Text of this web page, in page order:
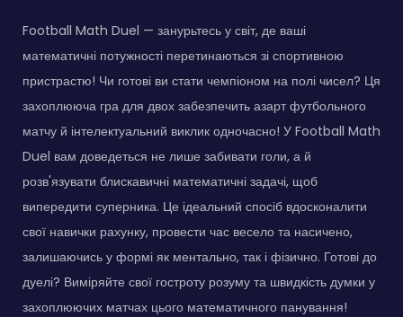
Football Math Duel — занурьтесь у світ, де ваші
математичні потужності перетинаються зі спортивною
пристрастю! Чи готові ви стати чемпіоном на полі чисел? Ця
захоплююча гра для двох забезпечить азарт футбольного
матчу й інтелектуальний виклик одночасно! У Football Math
Duel вам доведеться не лише забивати голи, а й
розв'язувати блискавичні математичні задачі, щоб
випередити суперника. Це ідеальний спосіб вдосконалити
свої навички рахунку, провести час весело та насичено,
залишаючись у формі як ментально, так і фізично. Готові до
дуелі? Виміряйте свої гостроту розуму та швидкість думки у
захоплюючих матчах цього математичного панування!